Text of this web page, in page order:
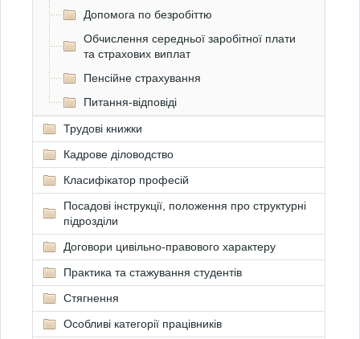
Допомога по безробіттю
Обчислення середньої заробітної плати
та страхових виплат
Пенсійне страхування
Питання-відповіді
Трудові книжки
Кадрове діловодство
Класифікатор професій
Посадові інструкції, положення про структурні
підрозділи
Договори цивільно-правового характеру
Практика та стажування студентів
Стягнення
Особливі категорії працівників